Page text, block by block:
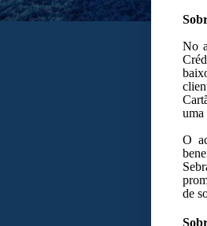
No
uma
O
de